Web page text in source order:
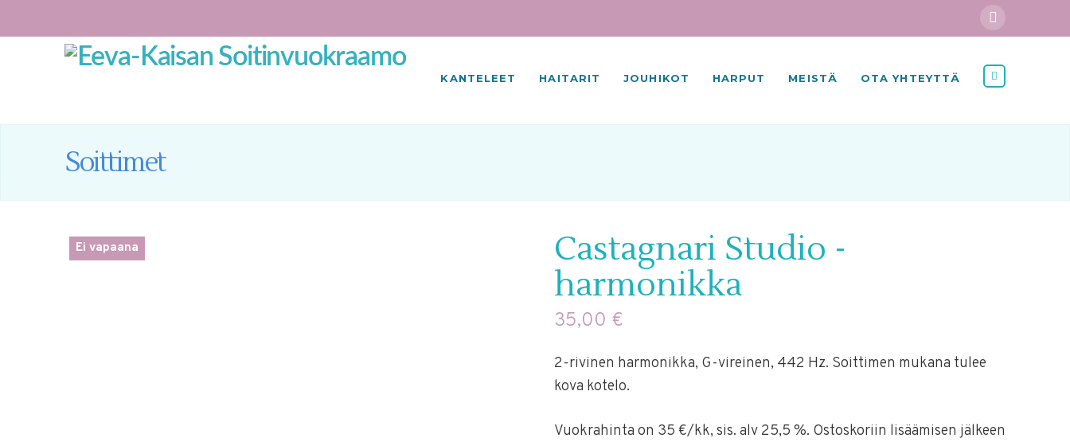
KANTELEET HAITARIT JOUHIKOT HARPUT MEISTÄ OTA YHTEYTTÄ
Soittimet
Ei vapaana
Castagnari Studio -
harmonikka
35,00 €
2-rivinen harmonikka, G-vireinen, 442 Hz. Soittimen mukana tulee
kova kotelo.
Vuokrahinta on 35 €/kk, sis. alv 25,5 %. Ostoskoriin lisäämisen jälkeen